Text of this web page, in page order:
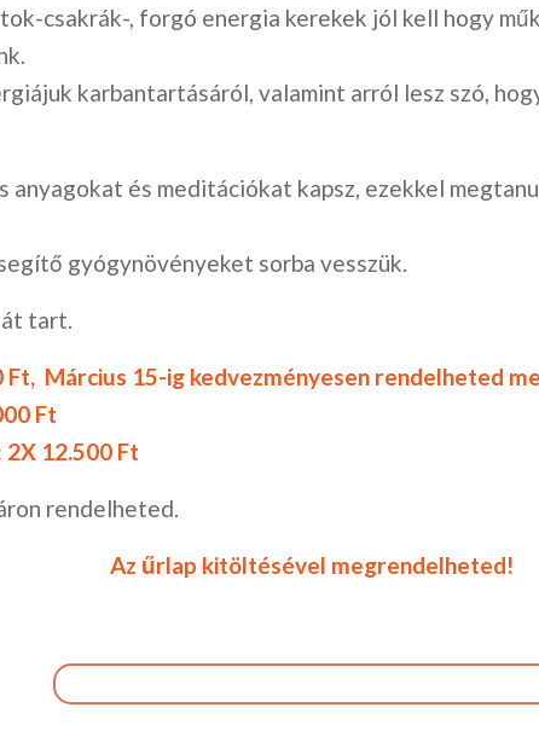
csakrák-, forgó energia kerekek jól kell hogy
karbantartásáról, valamint arról lesz szó,
anyagokat és meditációkat kapsz, ezekkel
gyógynövényeket sorba vesszük.
tart.
Március 15-ig kedvezményesen rendelheted
Ft
12.500 Ft
rendelheted.
Az űrlap kitöltésével megrendelheted!